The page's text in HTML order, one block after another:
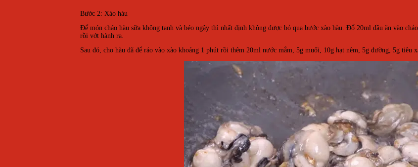
Bước 2: Xào hàu
Để món cháo hàu sữa không tanh và béo ngậy thì nhất định không được bỏ qua bước xào hàu. Đổ 20ml dầu ăn vào
rồi vớt hành ra.
Sau đó, cho hàu đã để ráo vào xào khoảng 1 phút rồi thêm 20ml nước mắm, 5g muối, 10g hạt nêm, 5g đường, 5g tiêu